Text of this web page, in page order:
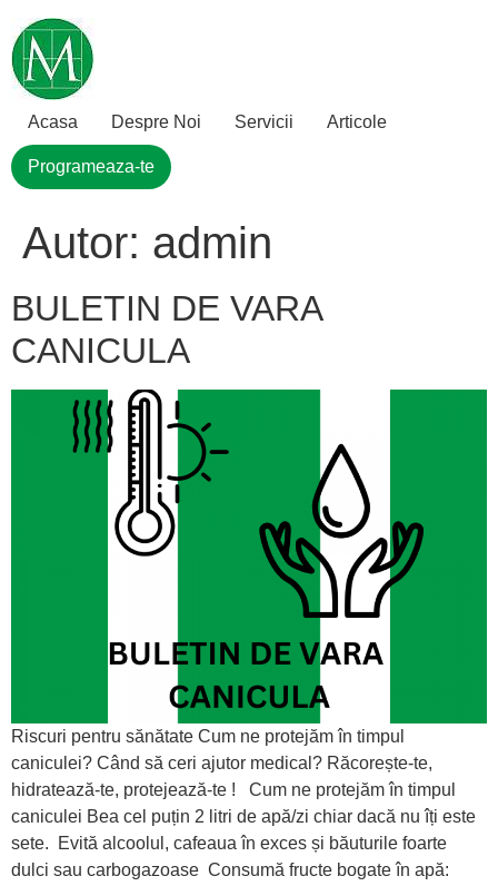
conținut
Acasa Despre Noi Servicii Articole
Programeaza-te
Autor: admin
BULETIN DE VARA
CANICULA
Riscuri pentru sănătate Cum ne protejăm în timpul
caniculei? Când să ceri ajutor medical? Răcorește-te,
hidratează-te, protejează-te ! Cum ne protejăm în timpul
caniculei Bea cel puțin 2 litri de apă/zi chiar dacă nu îți este
sete. Evită alcoolul, cafeaua în exces și băuturile foarte
dulci sau carbogazoase Consumă fructe bogate în apă: